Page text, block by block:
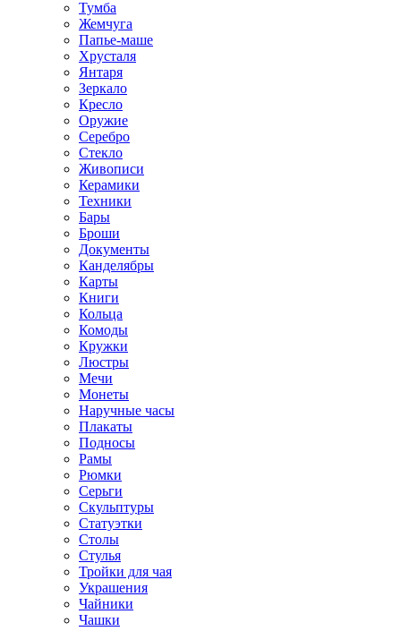
Тумба
Жемчуга
Папье-маше
Хрусталя
Янтаря
Зеркало
Кресло
Оружие
Серебро
Стекло
Живописи
Керамики
Техники
Бары
Броши
Документы
Канделябры
Карты
Книги
Кольца
Комоды
Кружки
Люстры
Мечи
Монеты
Наручные часы
Плакаты
Подносы
Рамы
Рюмки
Серьги
Скульптуры
Статуэтки
Столы
Стулья
Тройки для чая
Украшения
Чайники
Чашки